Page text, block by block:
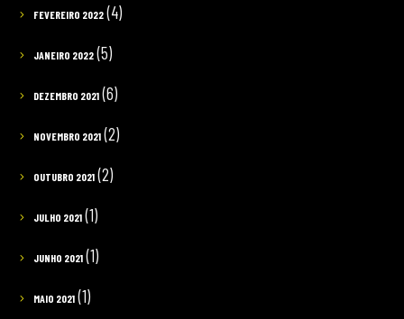
FEVEREIRO 2022(4)
JANEIRO 2022(5)
DEZEMBRO 2021(6)
NOVEMBRO 2021(2)
OUTUBRO 2021(2)
JULHO 2021(1)
JUNHO 2021(1)
MAIO 2021(1)